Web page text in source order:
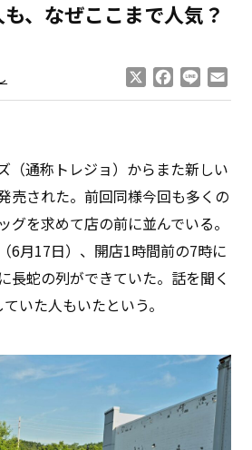
、なぜここまで人気？
Facebook
Line
（通称トレジョ）からまた新しい
売された。前回同様今回も多くの
グを求めて店の前に並んでいる。
6月17日）、開店1時間前の7時に
長蛇の列ができていた。話を聞く
いた人もいたという。